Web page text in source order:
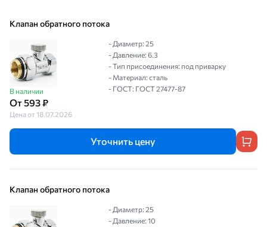
Клапан обратного потока
В наличии
От 593 ₽
Цена от 18.07.2026
- Диаметр: 25
- Давление: 6.3
- Тип присоединения: под приварку
- Материал: сталь
- ГОСТ: ГОСТ 27477-87
Уточнить цену
Клапан обратного потока
- Диаметр: 25
- Давление: 10